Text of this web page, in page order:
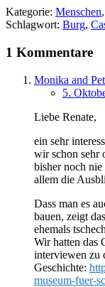
Kategorie: Menschen,
Schlagwort: Burg,
1 Kommentare
Monika and
5.
Liebe Renate,
ein sehr
wir schon sehr
bisher noch
allem die
Dass man es
bauen, zeigt
ehemals
Wir hatten das
interviewen zu
Geschichte:
museum-fuer-